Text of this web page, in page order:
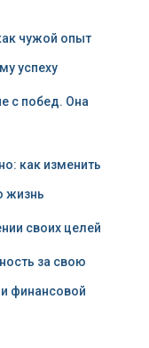
чужой опыт
успеху
с побед. Она
как изменить
жизнь
своих целей
за свою
финансовой